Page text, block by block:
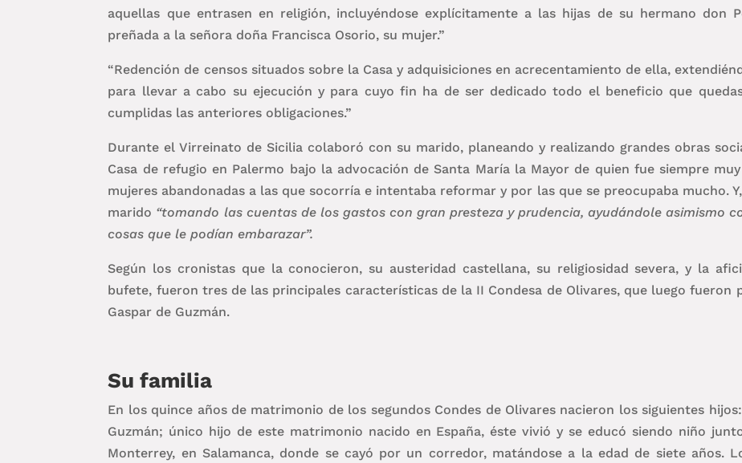
aquellas que entrasen en religión, incluyéndose explícitamente a las hijas de su hermano don
preñada a la señora doña Francisca Osorio, su mujer.”
“Redención de censos situados sobre la Casa y adquisiciones en acrecentamiento de ella,
para llevar a cabo su ejecución y para cuyo fin ha de ser dedicado todo el beneficio que
cumplidas las anteriores obligaciones.”
Durante el Virreinato de Sicilia colaboró con su marido, planeando y realizando grandes obras
Casa de refugio en Palermo bajo la advocación de Santa María la Mayor de quien fue siempre
mujeres abandonadas a las que socorría e intentaba reformar y por las que se preocupaba mucho.
marido “tomando las cuentas de los gastos con gran presteza y prudencia, ayudándole asimismo
cosas que le podían embarazar”.
Según los cronistas que la conocieron, su austeridad castellana, su religiosidad severa, y la
bufete, fueron tres de las principales características de la II Condesa de Olivares, que luego fueron
Gaspar de Guzmán.
Su familia
En los quince años de matrimonio de los segundos Condes de Olivares nacieron los siguientes
Guzmán; único hijo de este matrimonio nacido en España, éste vivió y se educó siendo niño
Monterrey, en Salamanca, donde se cayó por un corredor, matándose a la edad de siete años.